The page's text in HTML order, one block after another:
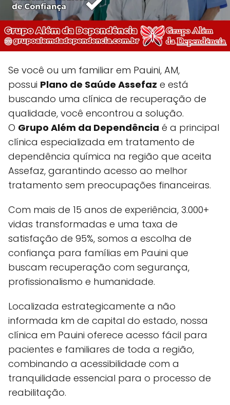
Se você ou um familiar em Pauini, AM,
possui Plano de Saúde Assefaz e está
buscando uma clínica de recuperação de
qualidade, você encontrou a solução.
O Grupo Além da Dependência é a principal
clínica especializada em tratamento de
dependência química na região que aceita
Assefaz, garantindo acesso ao melhor
tratamento sem preocupações financeiras.
Com mais de 15 anos de experiência, 3.000+
vidas transformadas e uma taxa de
satisfação de 95%, somos a escolha de
confiança para famílias em Pauini que
buscam recuperação com segurança,
profissionalismo e humanidade.
Localizada estrategicamente a não
informada km de capital do estado, nossa
clínica em Pauini oferece acesso fácil para
pacientes e familiares de toda a região,
combinando a acessibilidade com a
tranquilidade essencial para o processo de
reabilitação.